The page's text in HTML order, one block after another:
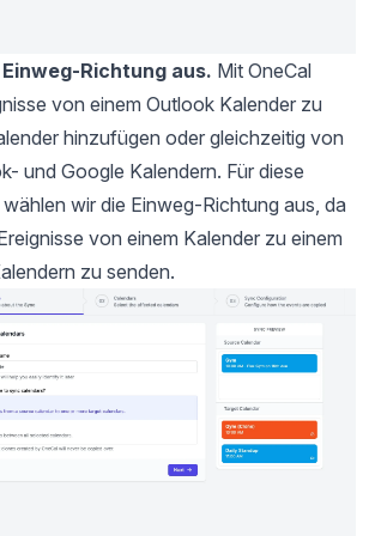
Richtung aus. Mit OneCal
von einem Outlook Kalender zu
hinzufügen oder gleichzeitig von
und Google Kalendern. Für diese
wir die Einweg-Richtung aus, da
von einem Kalender zu einem
zu senden.